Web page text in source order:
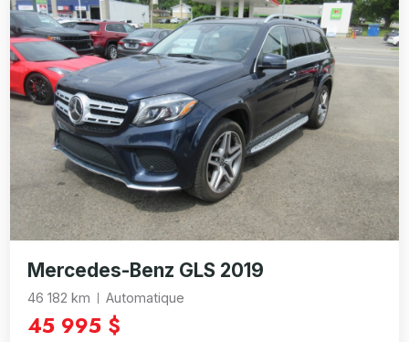
Mercedes-Benz GLS 2019
46 182 km Automatique
45 995 $